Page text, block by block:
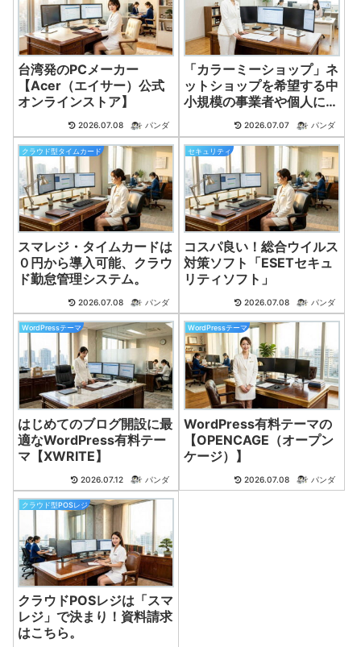
台湾発のPCメーカー
【Acer（エイサー）公式
オンラインストア】
2026.07.08 パンダ
「カラーミーショップ」ネ
ットショップを希望する中
小規模の事業者や個人に推
2026.07.07 パンダ
クラウド型タイムカード
スマレジ・タイムカードは
０円から導入可能、クラウ
ド勤怠管理システム。
2026.07.08 パンダ
セキュリティ
コスパ良い！総合ウイルス
対策ソフト「ESETセキュ
リティソフト」
2026.07.08 パンダ
WordPressテーマ
はじめてのブログ開設に最
適なWordPress有料テー
マ【XWRITE】
2026.07.12 パンダ
WordPressテーマ
WordPress有料テーマの
【OPENCAGE（オープン
ケージ）】
2026.07.08 パンダ
クラウド型POSレジ
クラウドPOSレジは「スマ
レジ」で決まり！資料請求
はこちら。